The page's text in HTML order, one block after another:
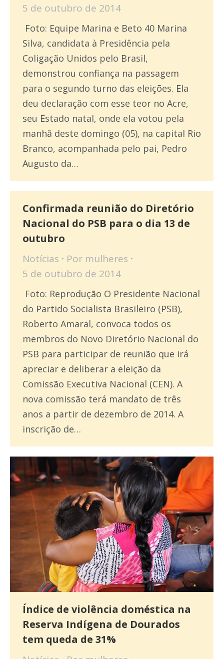
5 de outubro de 2014
Foto: Equipe Marina e Beto 40 Marina
Silva, candidata à Presidência pela
Coligação Unidos pelo Brasil,
demonstrou confiança na passagem
para o segundo turno das eleições. Ela
deu declaração com esse teor no Acre,
seu Estado natal, onde ela votou pela
manhã deste domingo (05), na capital Rio
Branco, acompanhada pelo pai, Pedro
Augusto da…
Confirmada reunião do Diretório
Nacional do PSB para o dia 13 de
outubro
Notícias Por mulheres
5 de outubro de 2014
Foto: Reprodução O Presidente Nacional
do Partido Socialista Brasileiro (PSB),
Roberto Amaral, convoca todos os
membros do Novo Diretório Nacional do
PSB para participar de reunião que irá
apreciar e deliberar a eleição da
Comissão Executiva Nacional (CEN). A
nova comissão terá mandato de três
anos a partir de dezembro de 2014. A
inscrição de…
Índice de violência doméstica na
Reserva Indígena de Dourados
tem queda de 31%